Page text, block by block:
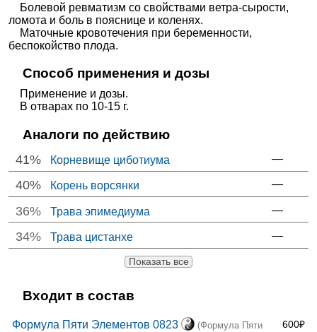
Болевой ревматизм со свойствами ветра-сырости,
ломота и боль в пояснице и коленях.
Маточные кровотечения при беременности,
беспокойство плода.
Способ применения и дозы
Применение и дозы.
В отварах по 10-15 г.
Аналоги по действию
41% —
Корневище циботиума
40% —
Корень ворсянки
36% —
Трава эпимедиума
34% —
Трава цистанхе
Показать все
Входит в состав
600₽
Формула Пяти Элементов 0823
(Формула Пяти